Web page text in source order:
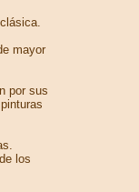
mayor
por sus
los